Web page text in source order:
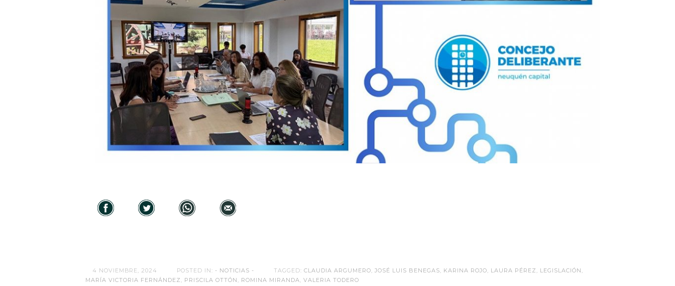
4 NOVIEMBRE, 2024 POSTED IN: - NOTICIAS - TAGGED:CLAUDIA ARGUMERO,JOSÉ LUIS BENEGAS, KARINA ROJO, LAURA PÉREZ , LEGISLACIÓN ,
MARÍA VICTORIA FERNÁNDEZ , PRISCILA OTTÓN , ROMINA MIRANDA,VALERIA TODERO